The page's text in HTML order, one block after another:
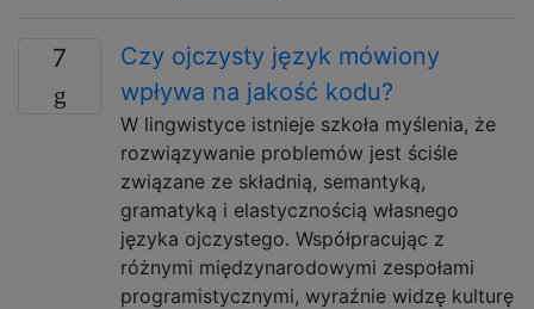
7
Czy ojczysty język mówiony
wpływa na jakość kodu?
W lingwistyce istnieje szkoła myślenia, że ​​
rozwiązywanie problemów jest ściśle
związane ze składnią, semantyką,
gramatyką i elastycznością własnego
języka ojczystego. Współpracując z
różnymi międzynarodowymi zespołami
programistycznymi, wyraźnie widzę kulturę